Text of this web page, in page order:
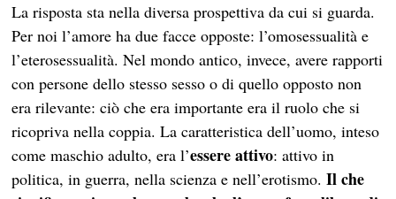
La risposta sta nella diversa prospettiva da cui si guarda.
Per noi l’amore ha due facce opposte: l’omosessualità e
l’eterosessualità. Nel mondo antico, invece, avere rapporti
con persone dello stesso sesso o di quello opposto non
era rilevante: ciò che era importante era il ruolo che si
ricopriva nella coppia. La caratteristica dell’uomo, inteso
come maschio adulto, era l’essere attivo: attivo in
politica, in guerra, nella scienza e nell’erotismo.Il che